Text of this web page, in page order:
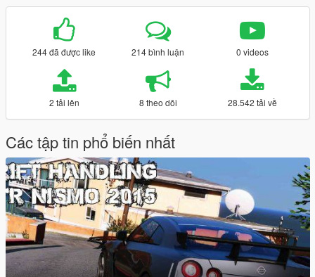
244 đã được like 214 bình luận 0 videos
2 tải lên 8 theo dõi 28.542 tải về
Các tập tin phổ biến nhất